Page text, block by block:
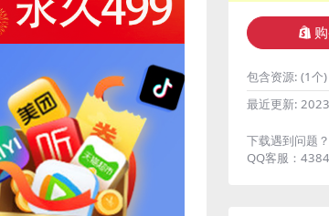
包含资源: (1个)
最近更新:
下载遇到问题
QQ客服：